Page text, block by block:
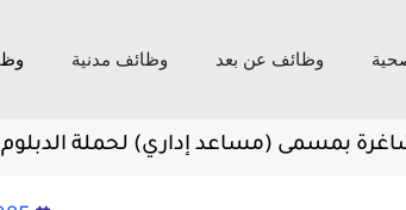
وظائف عن بعد وظائف مدنية
بمسمى (مساعد إداري) لحملة